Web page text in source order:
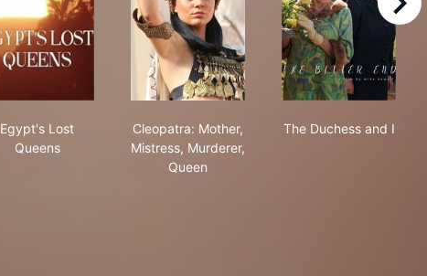
Egypt's Lost
Queens
Cleopatra: Mother,
Mistress, Murderer,
Queen
The Duchess and I
right